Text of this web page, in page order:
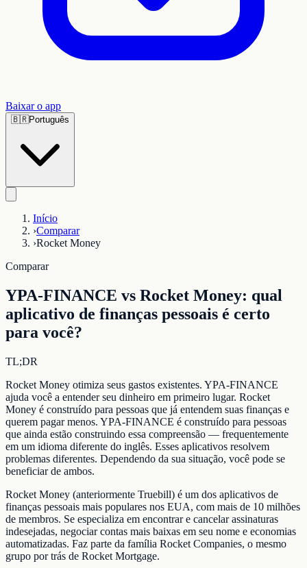
Baixar o app
🇧🇷Português
Início
›Comparar
›Rocket Money
Comparar
YPA-FINANCE vs Rocket Money: qual
aplicativo de finanças pessoais é certo
para você?
TL;DR
Rocket Money otimiza seus gastos existentes. YPA-FINANCE
ajuda você a entender seu dinheiro em primeiro lugar. Rocket
Money é construído para pessoas que já entendem suas finanças e
querem pagar menos. YPA-FINANCE é construído para pessoas
que ainda estão construindo essa compreensão — frequentemente
em um idioma diferente do inglês. Esses aplicativos resolvem
problemas diferentes. Dependendo da sua situação, você pode se
beneficiar de ambos.
Rocket Money (anteriormente Truebill) é um dos aplicativos de
finanças pessoais mais populares nos EUA, com mais de 10 milhões
de membros. Se especializa em encontrar e cancelar assinaturas
indesejadas, negociar contas mais baixas em seu nome e economias
automatizadas. Faz parte da família Rocket Companies, o mesmo
grupo por trás de Rocket Mortgage.